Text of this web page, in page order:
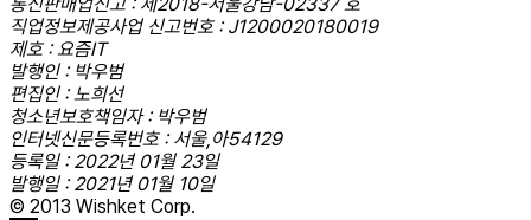
통신판매업신고 : 제2018-서울강남-02337 호
직업정보제공사업 신고번호 : J1200020180019
제호 : 요즘IT
발행인 : 박우범
편집인 : 노희선
청소년보호책임자 : 박우범
인터넷신문등록번호 : 서울,아54129
등록일 : 2022년 01월 23일
발행일 : 2021년 01월 10일
© 2013 Wishket Corp.